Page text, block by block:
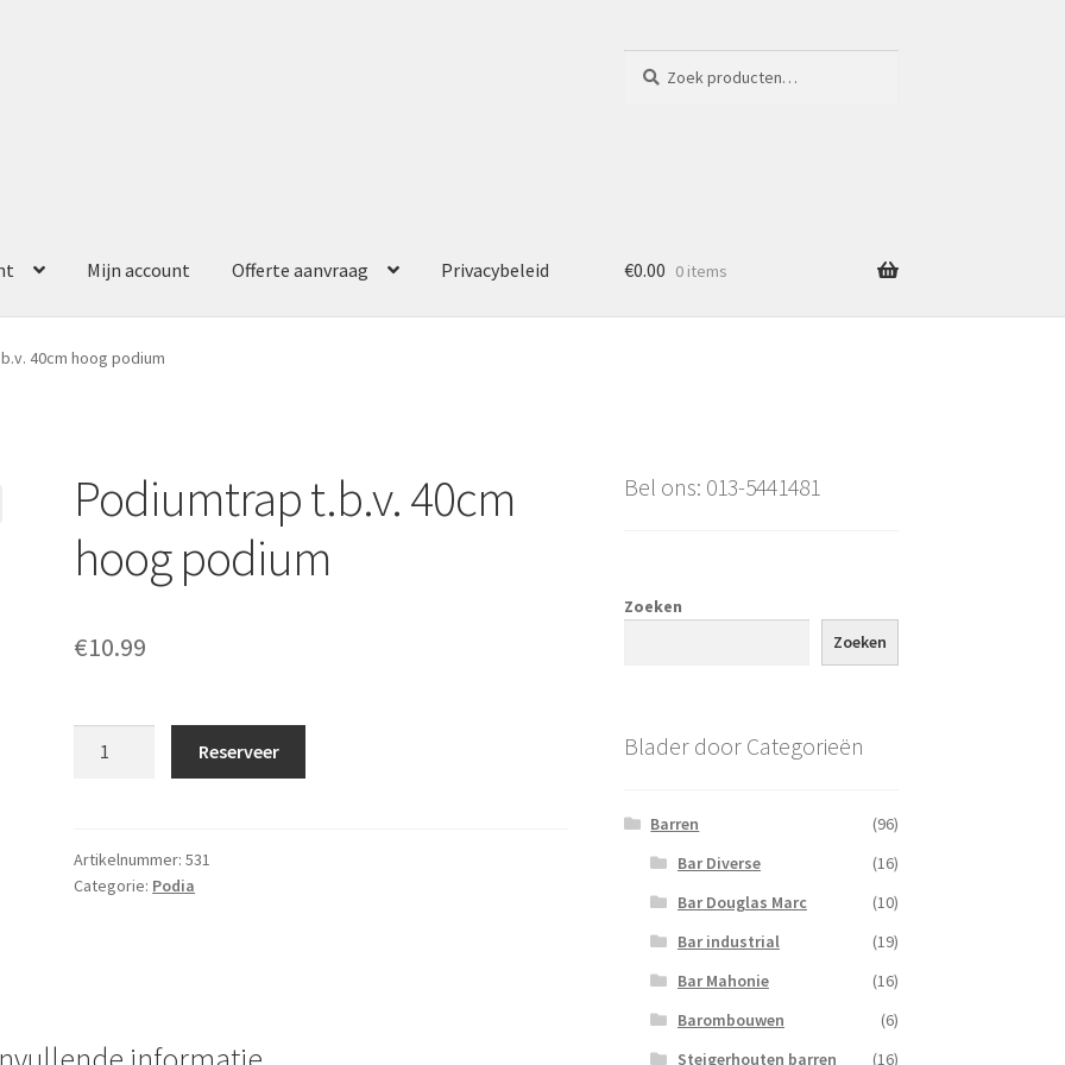
naar:
Mijn account Offerte aanvraag Privacybeleid
Offerte aanvraag
€0.00 0 items
40cm hoog podium
Podiumtrap t.b.v. 40cm
hoog podium
€10.99
podium
aantal
Reserveer
Artikelnummer:531
Categorie: Podia
Bel ons: 013-5441481
Zoeken
Zoeken
Blader door Categorieën
Barren
(96)
Bar Diverse
(16)
Bar Douglas Marc
(10)
Bar industrial
(19)
Bar Mahonie
(16)
Barombouwen
(6)
Steigerhouten barren
(16)